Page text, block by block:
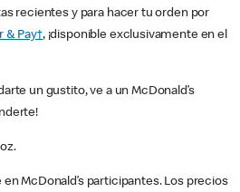
recientes y para hacer tu orden por
& Pay†, ¡disponible exclusivamente en el
un gustito, ve a un McDonald’s
McDonald’s participantes. Los precios